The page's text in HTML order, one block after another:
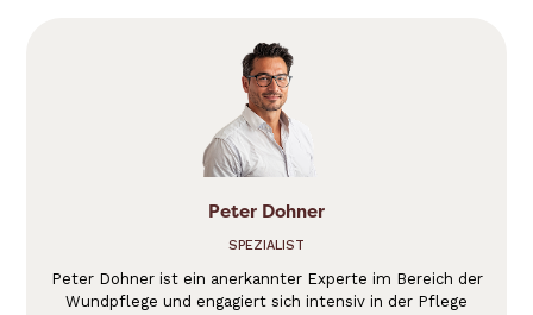
Peter Dohner
SPEZIALIST
Peter Dohner ist ein anerkannter Experte im Bereich der
Wundpflege und engagiert sich intensiv in der Pflege